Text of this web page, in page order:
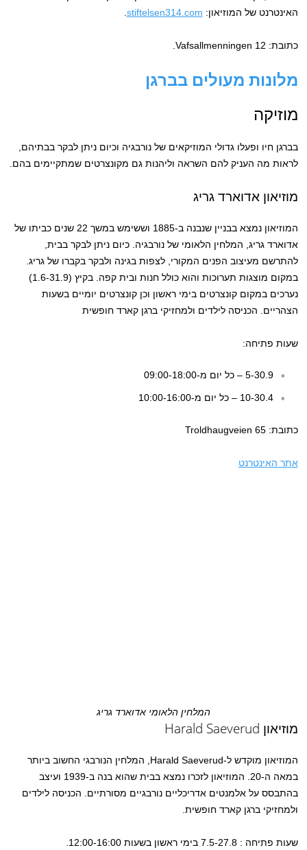
האינטרנט של המוזיאון: stiftelsen314.com
כתובת: Vafsallmenningen 12.
מלונות מעולים בברגן
מוזיקה
בברגן חיו ופעלו גדולי המוזיקאים של נורבגיה וכיום ניתן לבקר בבתיהם,
לראות מה העניק להם השראה וליהנות גם מקונצרטים שמתקיימים בהם.
מוזיאון אדוארד גריג
המוזיאון נמצא בבניין שנבנה ב-1885 וששימש במשך 22 שנים כביתו של
אדוארד גריג, המלחין הלאומי של נורבגיה. כיום ניתן לבקר בבית,
להתרשם מעיצוב הפנים המקורי, לצפות בגינה ולבקר בקברו של גריג.
במקום מוצגות תערוכות והוא כולל חנות ובית קפה. בקיץ (1.6-31.9)
נערכים במקום קונצרטים בימי ראשון וכן קונצרטים יומיים בשעות
הצהריים. הכניסה לילדים ולמחזיקי ברגן קארד חופשית
שעות פתיחה:
5-30.9 – כל יום מ-09:00-18:00
10-30.4 – כל יום מ-10:00-16:00
כתובת: Troldhaugveien 65
אתר האינטרנט
המלחין הלאומי אדוארד גריג
מוזיאון Harald Saeverud
המוזיאון מוקדש ל-Harald Saeverud, המלחין הנורבגי החשוב ביותר
במאה ה-20. המוזיאון לזכרו נמצא בבית שהוא בנה ב-1939 ועיצב
בהתבסס על אלמנטים אדריכליים נורבגיים מסורתיים. הכניסה לילדים
ולמחזיקי ברגן קארד חופשית.
שעות פתיחה : 7.5-27.8 בימי ראשון בשעות 12:00-16:00.